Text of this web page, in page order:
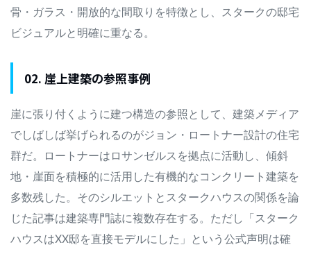
骨・ガラス・開放的な間取りを特徴とし、スタークの邸宅
ビジュアルと明確に重なる。
02. 崖上建築の参照事例
崖に張り付くように建つ構造の参照として、建築メディア
でしばしば挙げられるのがジョン・ロートナー設計の住宅
群だ。ロートナーはロサンゼルスを拠点に活動し、傾斜
地・崖面を積極的に活用した有機的なコンクリート建築を
多数残した。そのシルエットとスタークハウスの関係を論
じた記事は建築専門誌に複数存在する。ただし「スターク
ハウスはXX邸を直接モデルにした」という公式声明は確